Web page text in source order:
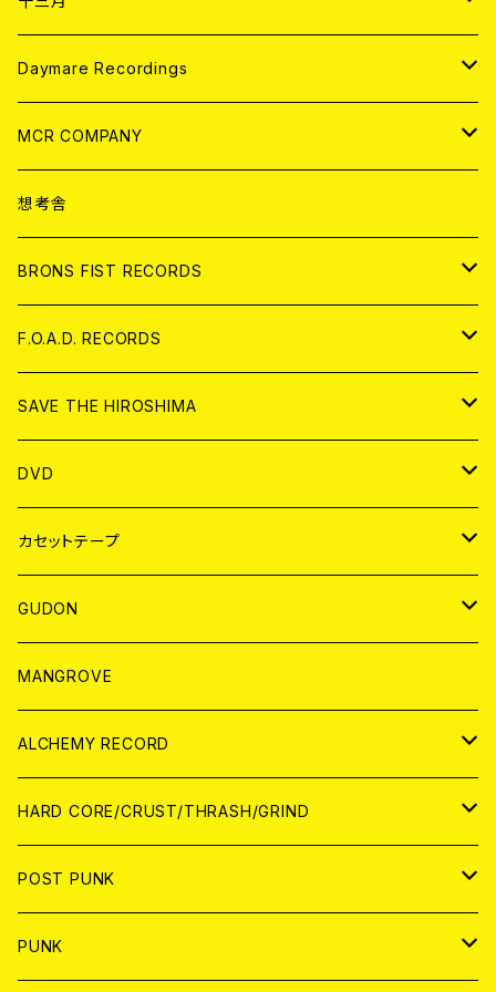
アパレル
ANALOG
CD
ANALOG
Daymare Recordings
CD
ANALOG
MCR COMPANY
CD
アパレル
ANALOG
想考舎
BRONS FIST RECORDS
CD
ANALOG
F.O.A.D. RECORDS
CD
ANALOG
SAVE THE HIROSHIMA
アパレル
BADGE
DVD
JAPAN
WORLD
カセットテープ
JAPAN
WORLD
GUDON
アパレル
PATCH
アナログ
DIGITAL CONTENTS
MANGROVE
ALCHEMY RECORD
CD
ANALOG
HARD CORE/CRUST/THRASH/GRIND
JAPAN
CD
WORLD
POST PUNK
CD
PUNK